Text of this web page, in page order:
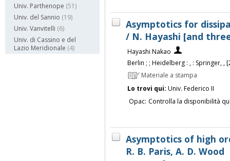
Univ. Parthenope (51)
Univ. del Sannio (19)
Univ. Vanvitelli (6)
Univ. di Cassino e del
Lazio Meridionale (4)
Asymptotics for
/ N. Hayashi [and
Hayashi Nakao
Berlin ; ; Heidelberg : , : Springer, ,
Materiale a stampa
Lo trovi qui: Univ. Federico II
Opac: Controlla la disponibilità
Asymptotics of high
R. B. Paris, A. D. Wood